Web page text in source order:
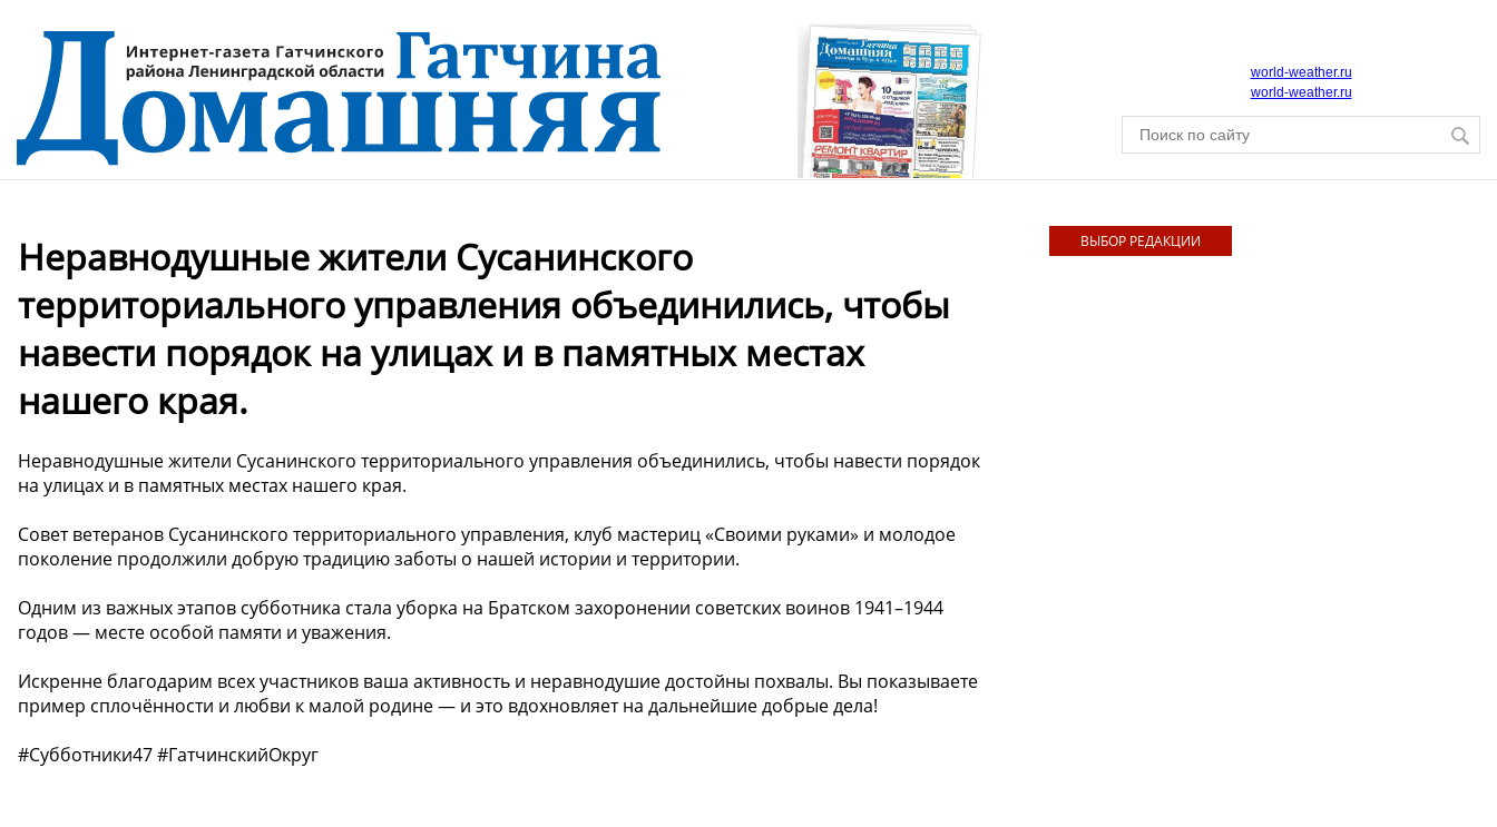
world-weather.ru
world-weather.ru
Неравнодушные жители Сусанинского
территориального управления объединились, чтобы
навести порядок на улицах и в памятных местах
нашего края.
Неравнодушные жители Сусанинского территориального управления объединились, чтобы навести порядок
на улицах и в памятных местах нашего края.
Совет ветеранов Сусанинского территориального управления, клуб мастериц «Своими руками» и молодое
поколение продолжили добрую традицию заботы о нашей истории и территории.
Одним из важных этапов субботника стала уборка на Братском захоронении советских воинов 1941–1944
годов — месте особой памяти и уважения.
Искренне благодарим всех участников ваша активность и неравнодушие достойны похвалы. Вы показываете
пример сплочённости и любви к малой родине — и это вдохновляет на дальнейшие добрые дела!
#Субботники47 #ГатчинскийОкруг
ВЫБОР РЕДАКЦИИ